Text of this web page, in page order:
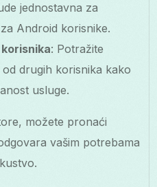
jednostavna za
Android korisnike.
: Potražite
drugih korisnika kako
usluge.
možete pronaći
vašim potrebama